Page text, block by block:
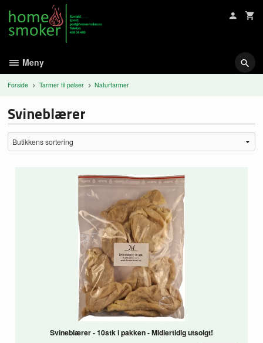
innholdet
Meny
Forside Tarmer til pølser Naturtarmer
Svineblærer
Svineblærer - 10stk i pakken - Midlertidig utsolgt!